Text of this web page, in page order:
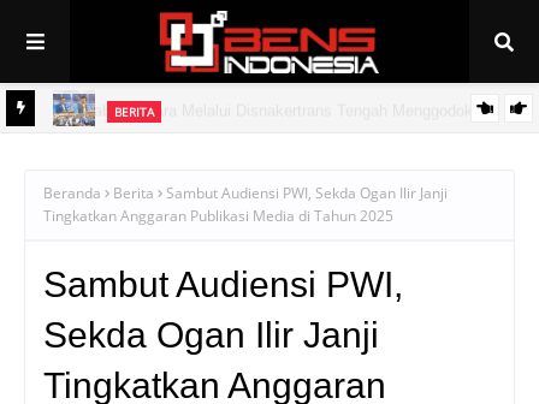
BERITA
Beranda Berita
Sambut Audiensi PWI, Sekda Ogan Ilir Janji
Tingkatkan Anggaran Publikasi Media di Tahun 2025
Sambut Audiensi PWI,
Sekda Ogan Ilir Janji
Tingkatkan Anggaran